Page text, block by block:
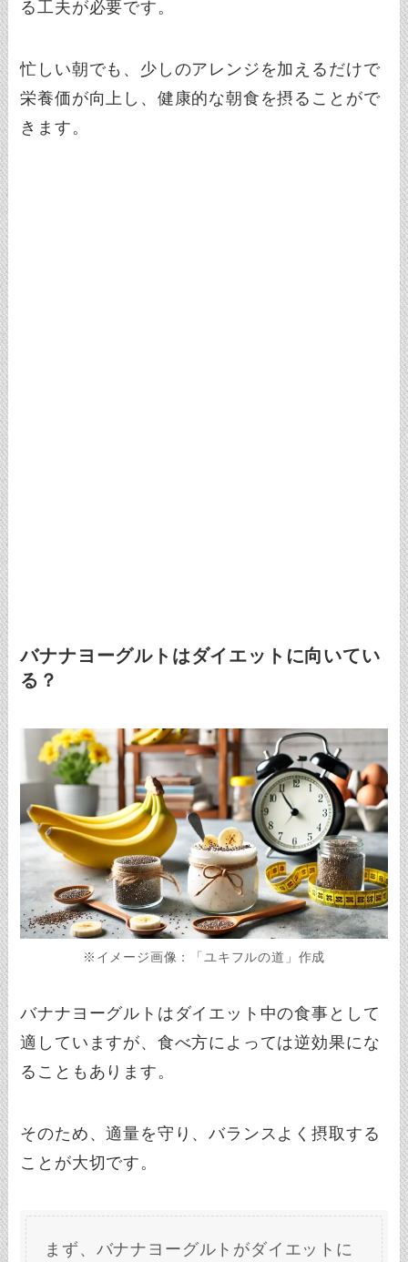
る工夫が必要です。
忙しい朝でも、少しのアレンジを加えるだけで
栄養価が向上し、健康的な朝食を摂ることがで
きます。
バナナヨーグルトはダイエットに向いてい
る？
※イメージ画像：「ユキフルの道」作成
バナナヨーグルトはダイエット中の食事として
適していますが、食べ方によっては逆効果にな
ることもあります。
そのため、適量を守り、バランスよく摂取する
ことが大切です。
まず、バナナヨーグルトがダイエットに